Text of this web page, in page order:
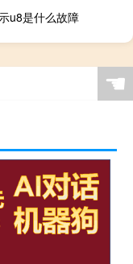
u8是什么故障
☚